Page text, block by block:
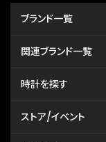
ブランド一覧
関連ブランド一覧
時計を探す
ストア/イベント